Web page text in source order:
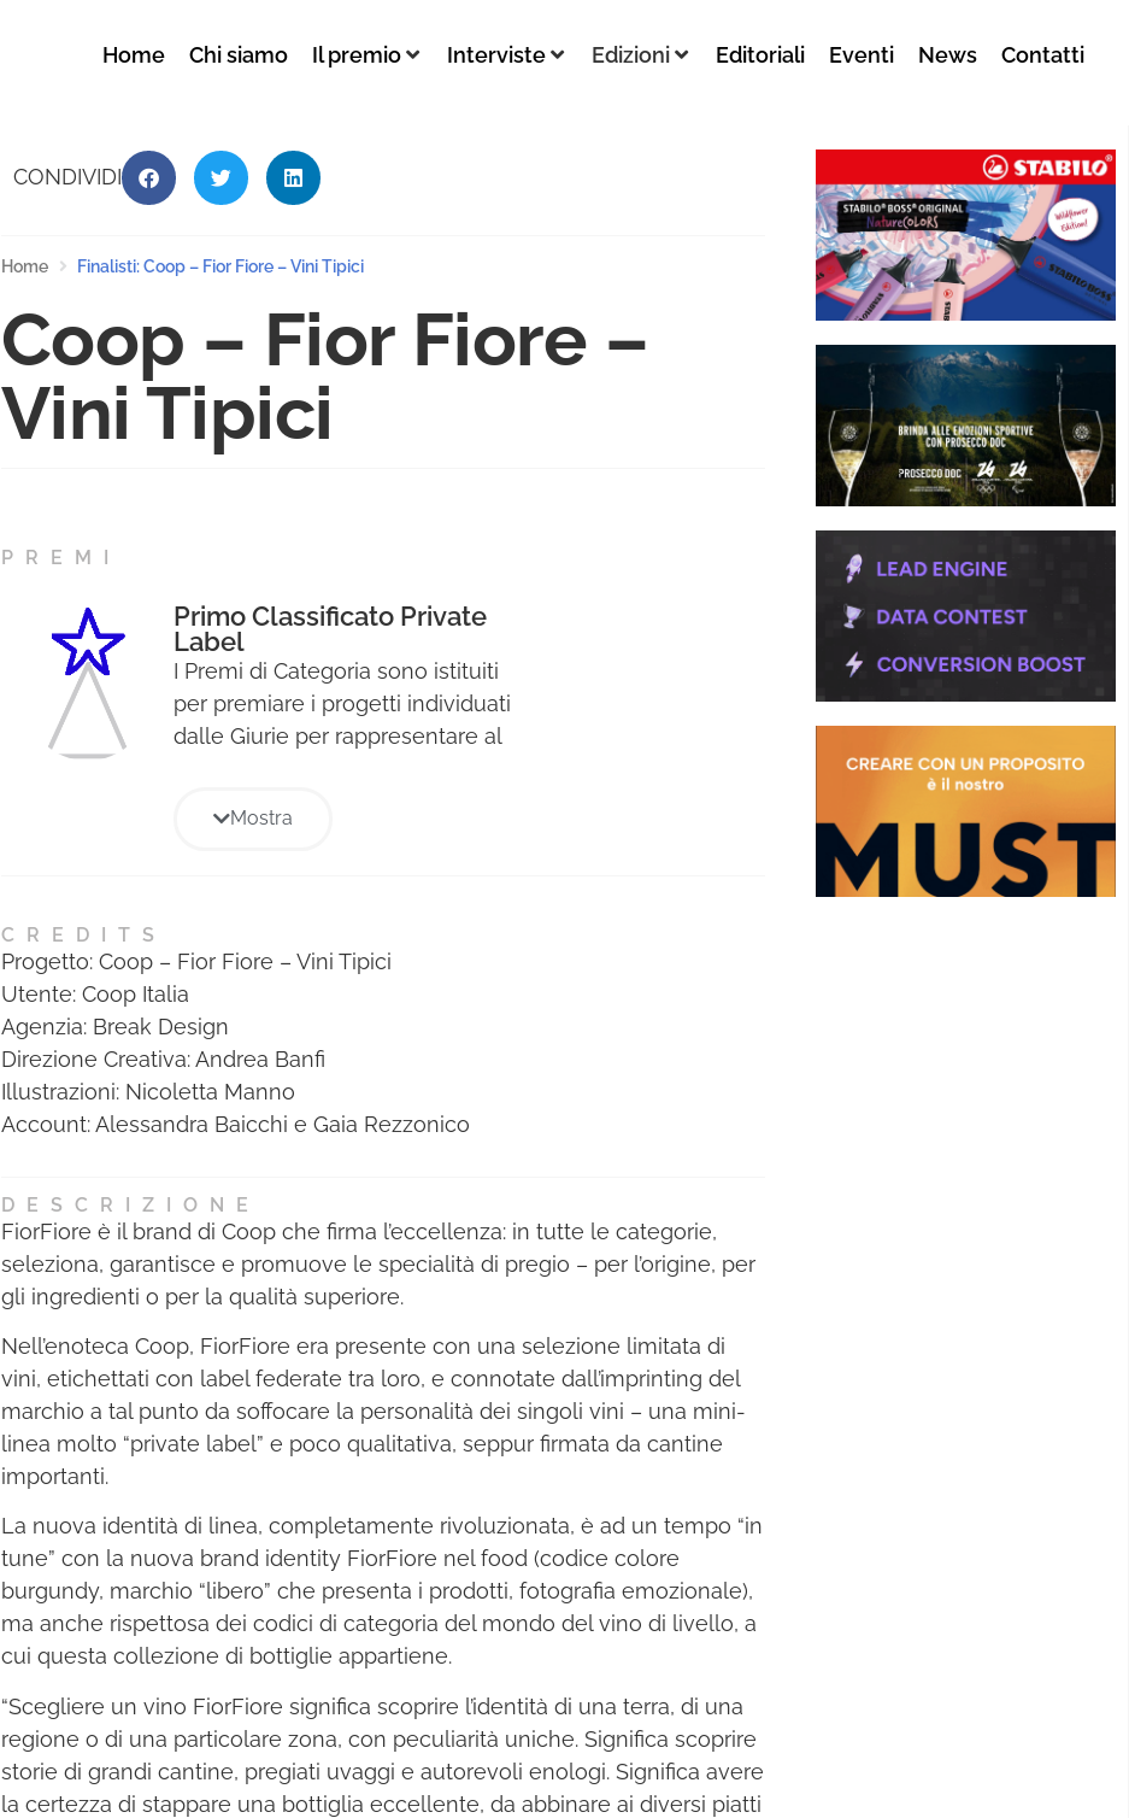
Home Chi siamo Il premio Interviste Edizioni Editoriali Eventi News Contatti
CONDIVIDI
Home Finalisti: Coop – Fior Fiore – Vini Tipici
Coop – Fior Fiore –
Vini Tipici
PREMI
Primo Classificato Private
Label
I Premi di Categoria sono istituiti
per premiare i progetti individuati
dalle Giurie per rappresentare al
Premio e verranno premiati con il
Mostra
CREDITS
Progetto: Coop – Fior Fiore – Vini Tipici
Utente: Coop Italia
Agenzia: Break Design
Direzione Creativa: Andrea Banfi
Illustrazioni: Nicoletta Manno
Account: Alessandra Baicchi e Gaia Rezzonico
DESCRIZIONE
FiorFiore è il brand di Coop che firma l’eccellenza: in tutte le categorie,
seleziona, garantisce e promuove le specialità di pregio – per l’origine, per
gli ingredienti o per la qualità superiore.
Nell’enoteca Coop, FiorFiore era presente con una selezione limitata di
vini, etichettati con label federate tra loro, e connotate dall’imprinting del
marchio a tal punto da soffocare la personalità dei singoli vini – una mini-
linea molto “private label” e poco qualitativa, seppur firmata da cantine
importanti.
La nuova identità di linea, completamente rivoluzionata, è ad un tempo “in
tune” con la nuova brand identity FiorFiore nel food (codice colore
burgundy, marchio “libero” che presenta i prodotti, fotografia emozionale),
ma anche rispettosa dei codici di categoria del mondo del vino di livello, a
cui questa collezione di bottiglie appartiene.
“Scegliere un vino FiorFiore significa scoprire l’identità di una terra, di una
regione o di una particolare zona, con peculiarità uniche. Significa scoprire
storie di grandi cantine, pregiati uvaggi e autorevoli enologi. Significa avere
la certezza di stappare una bottiglia eccellente, da abbinare ai diversi piatti